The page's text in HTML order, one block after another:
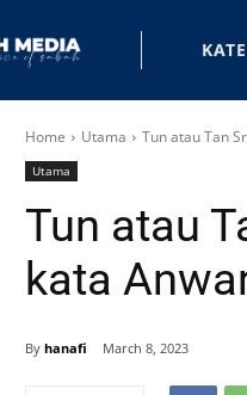
Home Utama Tun atau Tan
Utama
Tun atau
kata
By hanafi March 8, 2023